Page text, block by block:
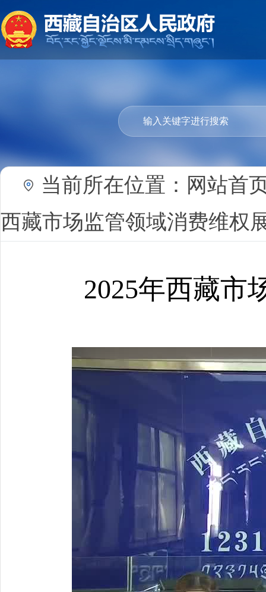
当前所在位置： 网站首
西藏市场监管领域消费维权
2025年西藏市